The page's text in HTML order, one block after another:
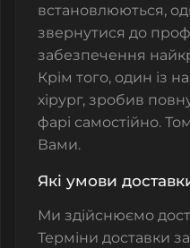
встановлюються,
звернутися до
забезпечення
Крім того, один із
хірург, зробив
фарі самостійно.
Вами.
Які умови
Ми здійснюємо
Терміни доставки